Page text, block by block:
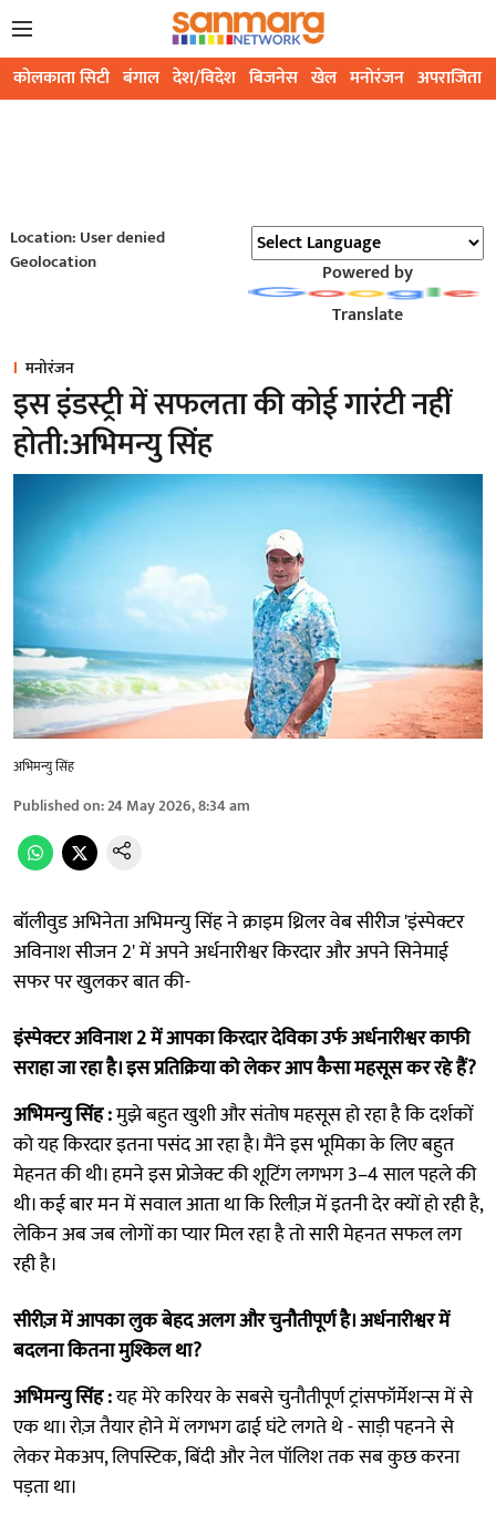
कोलकाता सिटी बंगाल देश/विदेश बिजनेस खेल मनोरंजन अपराजिता
Location: User denied
Geolocation
Powered by
Translate
मनोरंजन
इस इंडस्ट्री में सफलता की कोई गारंटी नहीं
होती:अभिमन्यु सिंह
अभिमन्यु सिंह
Published on:24 May 2026, 8:34 am
बॉलीवुड अभिनेता अभिमन्यु सिंह ने क्राइम थ्रिलर वेब सीरीज 'इंस्पेक्टर
अविनाश सीजन 2' में अपने अर्धनारीश्वर किरदार और अपने सिनेमाई
सफर पर खुलकर बात की-
इंस्पेक्टर अविनाश 2 में आपका किरदार देविका उर्फ अर्धनारीश्वर काफी
सराहा जा रहा है। इस प्रतिक्रिया को लेकर आप कैसा महसूस कर रहे हैं?
अभिमन्यु सिंह :मुझे बहुत खुशी और संतोष महसूस हो रहा है कि दर्शकों
को यह किरदार इतना पसंद आ रहा है। मैंने इस भूमिका के लिए बहुत
मेहनत की थी। हमने इस प्रोजेक्ट की शूटिंग लगभग 3–4 साल पहले की
थी। कई बार मन में सवाल आता था कि रिलीज़ में इतनी देर क्यों हो रही है,
लेकिन अब जब लोगों का प्यार मिल रहा है तो सारी मेहनत सफल लग
रही है।
सीरीज़ में आपका लुक बेहद अलग और चुनौतीपूर्ण है। अर्धनारीश्वर में
बदलना कितना मुश्किल था?
अभिमन्यु सिंह :यह मेरे करियर के सबसे चुनौतीपूर्ण ट्रांसफॉर्मेशन्स में से
एक था। रोज़ तैयार होने में लगभग ढाई घंटे लगते थे - साड़ी पहनने से
लेकर मेकअप, लिपस्टिक, बिंदी और नेल पॉलिश तक सब कुछ करना
पड़ता था।